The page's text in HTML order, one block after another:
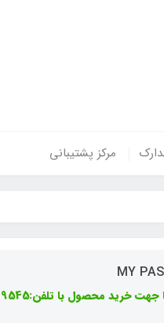
مرکز پشتیبانی